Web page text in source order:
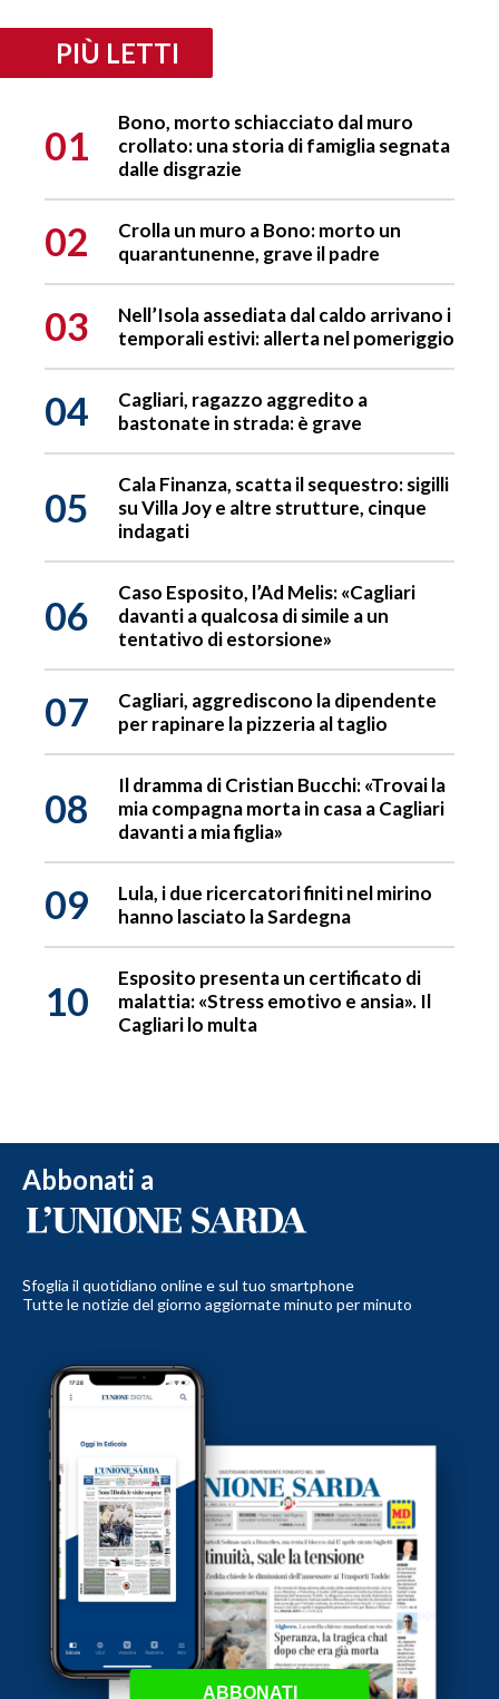
PIÙ LETTI
01
Bono, morto schiacciato dal muro
crollato: una storia di famiglia segnata
dalle disgrazie
02
Crolla un muro a Bono: morto un
quarantunenne, grave il padre
03
Nell’Isola assediata dal caldo arrivano i
temporali estivi: allerta nel pomeriggio
04
Cagliari, ragazzo aggredito a
bastonate in strada: è grave
05
Cala Finanza, scatta il sequestro: sigilli
su Villa Joy e altre strutture, cinque
indagati
06
Caso Esposito, l’Ad Melis: «Cagliari
davanti a qualcosa di simile a un
tentativo di estorsione»
07
Cagliari, aggrediscono la dipendente
per rapinare la pizzeria al taglio
08
Il dramma di Cristian Bucchi: «Trovai la
mia compagna morta in casa a Cagliari
davanti a mia figlia»
09
Lula, i due ricercatori finiti nel mirino
hanno lasciato la Sardegna
10
Esposito presenta un certificato di
malattia: «Stress emotivo e ansia». Il
Cagliari lo multa
Abbonati a
Sfoglia il quotidiano online e sul tuo smartphone
Tutte le notizie del giorno aggiornate minuto per minuto
ABBONATI